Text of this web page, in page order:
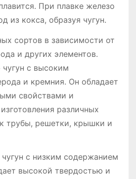
При плавке железо
из кокса, образуя чугун.
сортов в зависимости от
и других элементов.
чугун с высоким
и кремния. Он обладает
свойствами и
различных
трубы, решетки, крышки и
чугун с низким содержанием
высокой твердостью и